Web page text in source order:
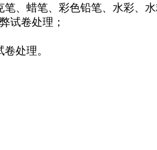
、蜡笔、彩色铅笔、水彩、
试卷处理；
处理。